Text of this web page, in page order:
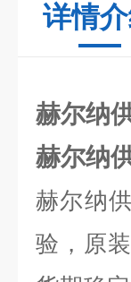
详情
赫尔纳
赫尔纳
赫尔纳
验，原